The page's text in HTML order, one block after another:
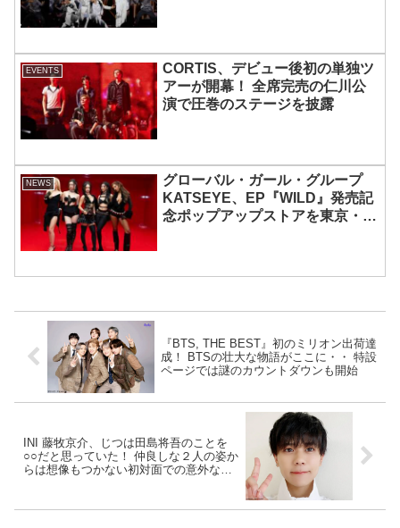
EVENTS
CORTIS、デビュー後初の単独ツ
アーが開幕！ 全席完売の仁川公
演で圧巻のステージを披露
NEWS
グローバル・ガール・グループ
KATSEYE、EP『WILD』発売記
念ポップアップストアを東京・原
『BTS, THE BEST』初のミリオン出荷達
成！ BTSの壮大な物語がここに・・ 特設
ページでは謎のカウントダウンも開始
INI 藤牧京介、じつは田島将吾のことを
○○だと思っていた！ 仲良しな２人の姿か
らは想像もつかない初対面での意外な印